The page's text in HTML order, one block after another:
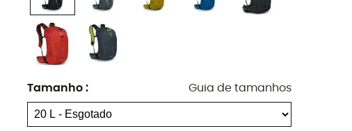
Tamanho : Guia de tamanhos